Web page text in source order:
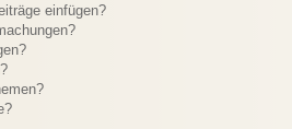
einfügen?